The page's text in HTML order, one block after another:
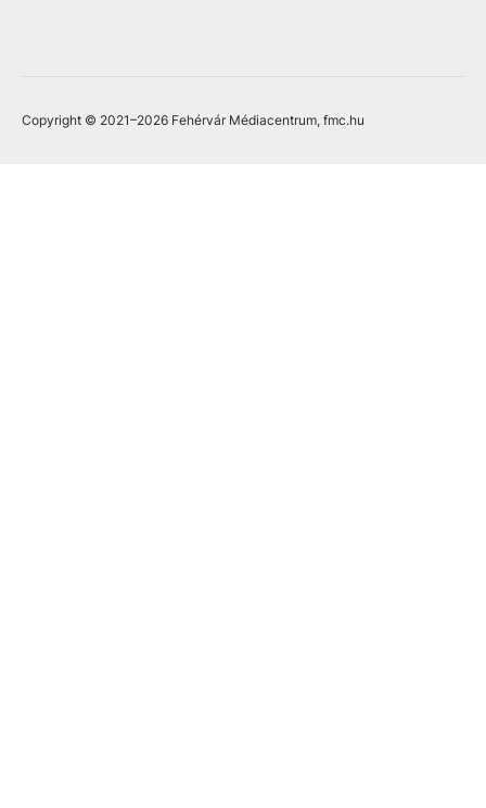
Copyright © 2021–2026 Fehérvár Médiacentrum, fmc.hu